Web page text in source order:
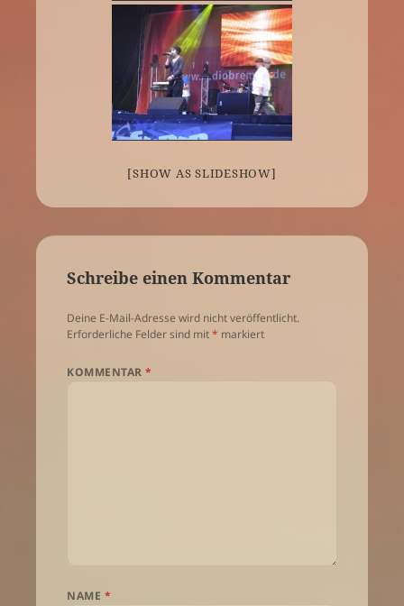
[SHOW AS SLIDESHOW]
Schreibe einen Kommentar
Deine E-Mail-Adresse wird nicht veröffentlicht.
Erforderliche Felder sind mit* markiert
KOMMENTAR*
NAME *